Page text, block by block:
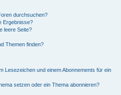
durchsuchen?
Ergebnisse?
leere Seite?
Themen finden?
Lesezeichen und einem Abonnements für ein
setzen oder ein Thema abonnieren?